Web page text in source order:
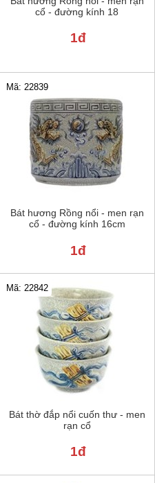
cổ - đường kính 18
1đ
Bát hương Rồng nổi - men rạn
cổ - đường kính 16cm
Mã: 22839
1đ
Bát thờ đắp nổi cuốn thư - men
rạn cổ
Mã: 22842
1đ